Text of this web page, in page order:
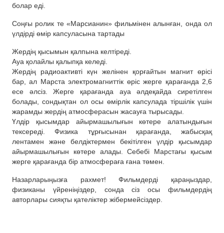
болар еді.
Соңғы ролик те «Марсианин» фильмінен алынған, онда ол
үлдірді өмір капсуласына тартады
Жердің қысымын қалпына келтіреді.
Ауа қолайлы қалыпқа келеді.
Жердің радиоактивті күн желінен қорғайтын магнит өрісі
бар, ал Марста электромагниттік өріс жерге қарағанда 2,6
есе әлсіз. Жерге қарағанда ауа әлдеқайда сиретілген
болады, сондықтан ол осы өмірлік капсулада тіршілік үшін
жарамды жердің атмосферасын жасауға тырысады.
Үлдір қысымдар айырмашылығын көтере алатындығын
тексереді. Физика тұрғысынан қарағанда, жабысқақ
лентамен және белдіктермен бекітілген үлдір қысымдар
айырмашылығын көтере алады. Себебі Марстағы қысым
жерге қарағанда бір атмосфераға ғана төмен.
Назарларыңызға рахмет! Фильмдерді қараңыздар,
физиканы үйреніңіздер, сонда сіз осы фильмдердің
авторлары сияқты қателіктер жібермейсіздер.